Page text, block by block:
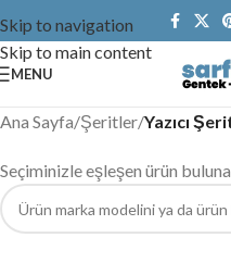
Skip to navigation
Skip to main content
MENU
Ana Sayfa/Şeritler/Yazıcı
Seçiminizle eşleşen ürün